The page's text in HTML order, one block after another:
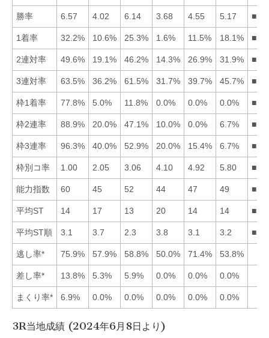
勝率 6.57 4.02 6.14 3.68 4.55 5.17
1着率 32.2% 10.6% 25.3% 1.6% 11.5% 18.1%
2連対率 49.6% 19.1% 46.2% 14.3% 26.9% 31.9%
3連対率 63.5% 36.2% 61.5% 31.7% 39.7% 45.7%
枠1着率 77.8% 5.0% 11.8% 0.0% 0.0% 0.0%
枠2連率 88.9% 20.0% 47.1% 10.0% 0.0% 6.7%
枠3連率 96.3% 40.0% 52.9% 20.0% 15.4% 6.7%
枠別コ率 1.00 2.05 3.06 4.10 4.92 5.80
能力指数 60 45 52 44 47 49
平均ST 14 17 13 20 14 14
平均ST順 3.1 3.7 2.3 3.8 3.1 3.2
逃し率* 75.9% 57.9% 58.8% 50.0% 71.4% 53.8%
差し率* 13.8% 5.3% 5.9% 0.0% 0.0% 0.0%
まくり率* 6.9% 0.0% 0.0% 0.0% 0.0% 0.0%
3R当地成績 (2024年6月8日より)